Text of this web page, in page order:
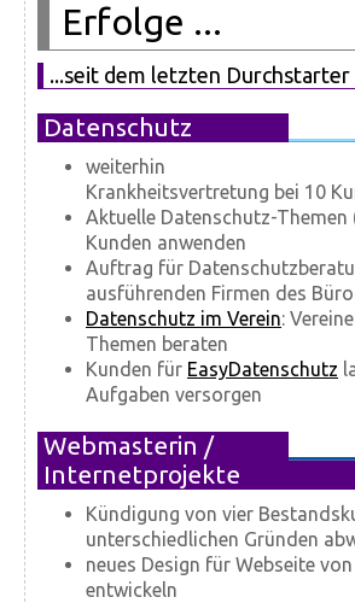
Erfolge ...
...seit dem letzten Durchstarter
Datenschutz
weiterhin
Krankheitsvertretung bei 10
Aktuelle Datenschutz-Themen
Kunden anwenden
Auftrag für
ausführenden Firmen des
Datenschutz im Verein:
Themen beraten
Kunden für EasyDatenschutz
Aufgaben versorgen
Webmasterin /
Internetprojekte
Kündigung von vier
unterschiedlichen Gründen
neues Design für Webseite
entwickeln